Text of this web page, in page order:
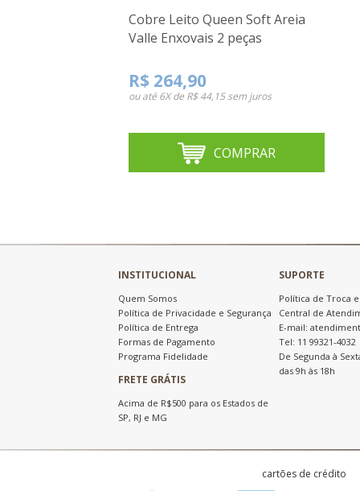
Cobre Leito Queen Soft Areia
Valle Enxovais 2 peças
R$ 264,90
ou até 6X de R$ 44,15sem juros
COMPRAR
INSTITUCIONAL
Quem Somos
Política de Privacidade e Segurança
Política de Entrega
Formas de Pagamento
Programa Fidelidade
FRETE GRÁTIS
Acima de R$500 para os Estados de
SP, RJ e MG
SUPORTE
Política de Troca
Central de
E-mail:
Tel: 11 99321-4032
De Segunda à
das 9h às 18h
cartões de crédito